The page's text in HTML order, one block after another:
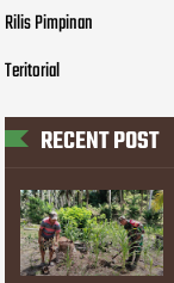
Rilis Pimpinan
Teritorial
RECENT POST